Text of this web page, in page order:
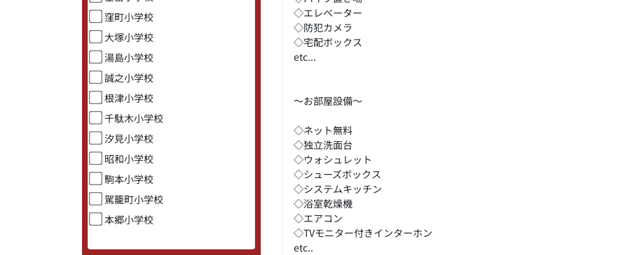
窪町小学校
大塚小学校
湯島小学校
誠之小学校
根津小学校
千駄木小学校
汐見小学校
昭和小学校
駒本小学校
駕籠町小学校
本郷小学校
◇エレベーター
◇防犯カメラ
◇宅配ボックス
etc...
～お部屋設備～
◇ネット無料
◇独立洗面台
◇ウォシュレット
◇シューズボックス
◇システムキッチン
◇浴室乾燥機
◇エアコン
◇TVモニター付きインターホン
etc..